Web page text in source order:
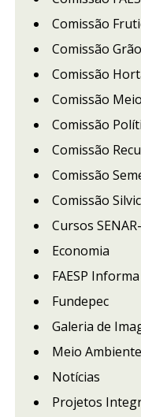
Comissão
Comissão
Comissão
Comissão
Comissão
Comissão
Comissão
Comissão
Cursos
Economia
FAESP Informa
Fundepec
Galeria de
Meio Ambiente
Notícias
Projetos